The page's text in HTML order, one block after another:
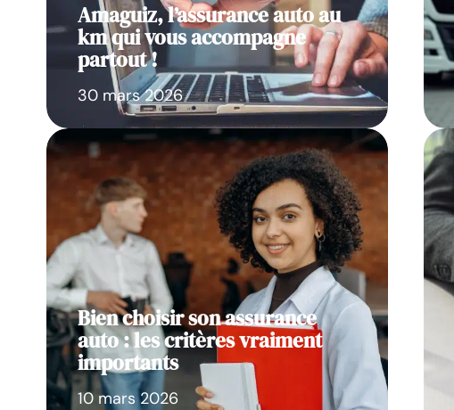
Amaguiz, l’assurance auto au
km qui vous accompagne
partout !
30 mars 2026
Bien choisir son assurance
auto : les critères vraiment
importants
10 mars 2026